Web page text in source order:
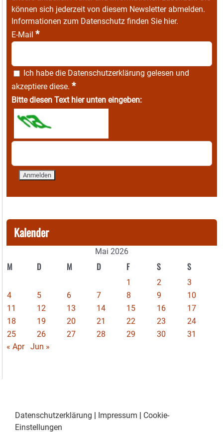
können sich jederzeit von diesem Newsletter abmelden.
Informationen zum Datenschutz finden Sie hier.
E-Mail *
Ich habe die Datenschutzerklärung gelesen und
akzeptiere diese. *
Bitte diesen Text hier unten eingeben:
Kalender
Mai 2026
M D M D F S S
1 2
3
4
5 6 7 8 9
10
11
12 13 14 15 16
17
18
19 20 21 22 23
24
25
26 27 28 29 30
31
« Apr
Jun »
Datenschutzerklärung | Impressum | Cookie-
Einstellungen